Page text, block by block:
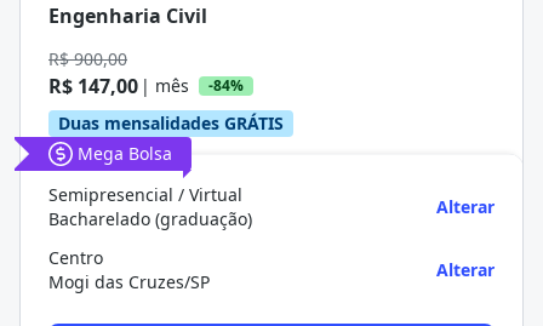
Engenharia Civil
R$ 900,00
R$ 147,00 | mês -84%
Duas mensalidades GRÁTIS
Mega Bolsa
Semipresencial / Virtual
Bacharelado (graduação)
Alterar
Centro
Mogi das Cruzes/SP
Alterar